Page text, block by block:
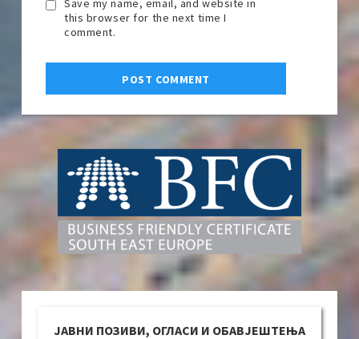
Save my name, email, and website in
this browser for the next time I
comment.
ЈАВНИ ПОЗИВИ, ОГЛАСИ И ОБАВЈЕШТЕЊА